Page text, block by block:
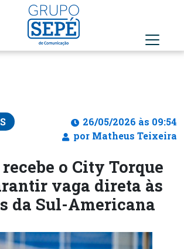
26/05/2026 às 09:54
por Matheus Teixeira
o City Torque
vaga direta às
da Sul-Americana